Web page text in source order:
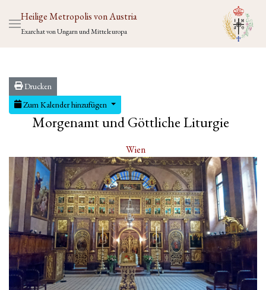
Heilige Metropolis von Austria
Exarchat von Ungarn und Mitteleuropa
Drucken
Zum Kalender hinzufügen
Morgenamt und Göttliche Liturgie
Wien